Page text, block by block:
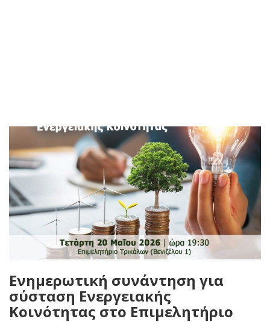
Ενημερωτική συνάντηση για
σύσταση Ενεργειακής
Κοινότητας στο Επιμελητήριο